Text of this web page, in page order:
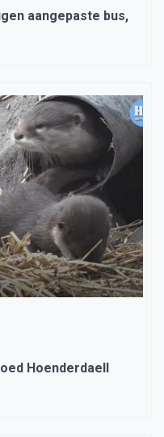
aangepaste bus,
Hoenderdaell